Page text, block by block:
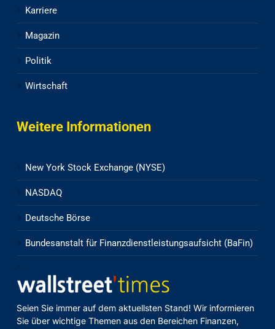
Karriere
Magazin
Politik
Wirtschaft
Weitere Informationen
New York Stock Exchange (NYSE)
NASDAQ
Deutsche Börse
Bundesanstalt für Finanzdienstleistungsaufsicht (BaFin)
Seien Sie immer auf dem aktuellsten Stand! Wir informieren
Sie über wichtige Themen aus den Bereichen Finanzen,